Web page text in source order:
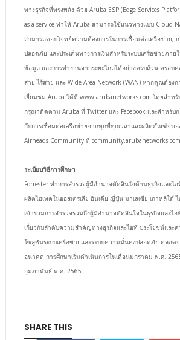
ทางธุรกิจที่ทรงพลัง ด้วย Aruba ESP (Edge Services
as-a-service ทำให้ Aruba สามารถใช้แนวทางแบบ Cloud-
สามารถตอบโจทย์ความต้องการในการเชื่อมต่อเครือข่าย,
ปลอดภัย และประเด็นทางการเงินสำหรับระบบเครือข่ายภา
ข้อมูล และการทำงานจากระยะไกลได้อย่างครบถ้วน ครอบ
สาย ไร้สาย และ Wide Area Network (WAN) หากคุณต้องก
เยี่ยมชม Aruba ได้ที่ www.arubanetworks.com โดยสำห
กรุณาติดตาม Aruba ที่ Twitter และ Facebook และสำหรับ
กับการเชื่อมต่อเครือข่ายจากทุกที่ทุกเวลาและผลิตภัณฑ์จข
Airheads Community ที่ community.arubanetworks.com
ระเบียบวิธีการศึกษา
Forrester ทำการสำรวจผู้มีอำนาจตัดสินใจด้านธุรกิจและไ
ผลิตไฮเทคในออสเตรเลีย อินเดีย ญี่ปุ่น มาเลเซีย เกาหลีใต้
เข้าร่วมการสำรวจรวมถึงผู้มีอำนาจตัดสินใจในธุรกิจและไ
เกี่ยวกับลำดับความสำคัญทางธุรกิจและไอที ประโยชน์และ
โซลูชันระบบเครือข่ายและระบบความมั่นคงปลอดภัย ตลอด
อนาคต การศึกษาเริ่มดำเนินการในเดือนมกราคม พ.ศ.
กุมภาพันธ์ พ.ศ. 2565
SHARE THIS